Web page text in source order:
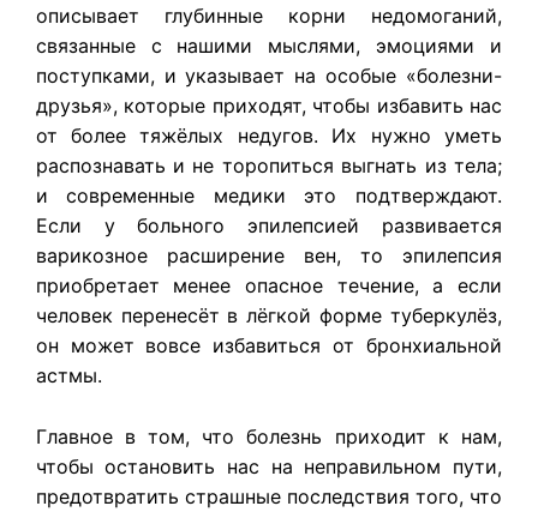
описывает глубинные корни недомоганий,
связанные с нашими мыслями, эмоциями и
поступками, и указывает на особые «болезни-
друзья», которые приходят, чтобы избавить нас
от более тяжёлых недугов. Их нужно уметь
распознавать и не торопиться выгнать из тела;
и современные медики это подтверждают.
Если у больного эпилепсией развивается
варикозное расширение вен, то эпилепсия
приобретает менее опасное течение, а если
человек перенесёт в лёгкой форме туберкулёз,
он может вовсе избавиться от бронхиальной
астмы.
Главное в том, что болезнь приходит к нам,
чтобы остановить нас на неправильном пути,
предотвратить страшные последствия того, что